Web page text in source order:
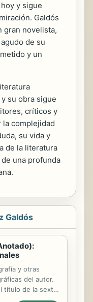
y sigue
Galdós
gran novelista,
de su
y un
su obra sigue
críticos y
complejidad
su vida y
de la literatura
una profunda
Galdós
y otras
del autor.
título de la sexta
serie de los